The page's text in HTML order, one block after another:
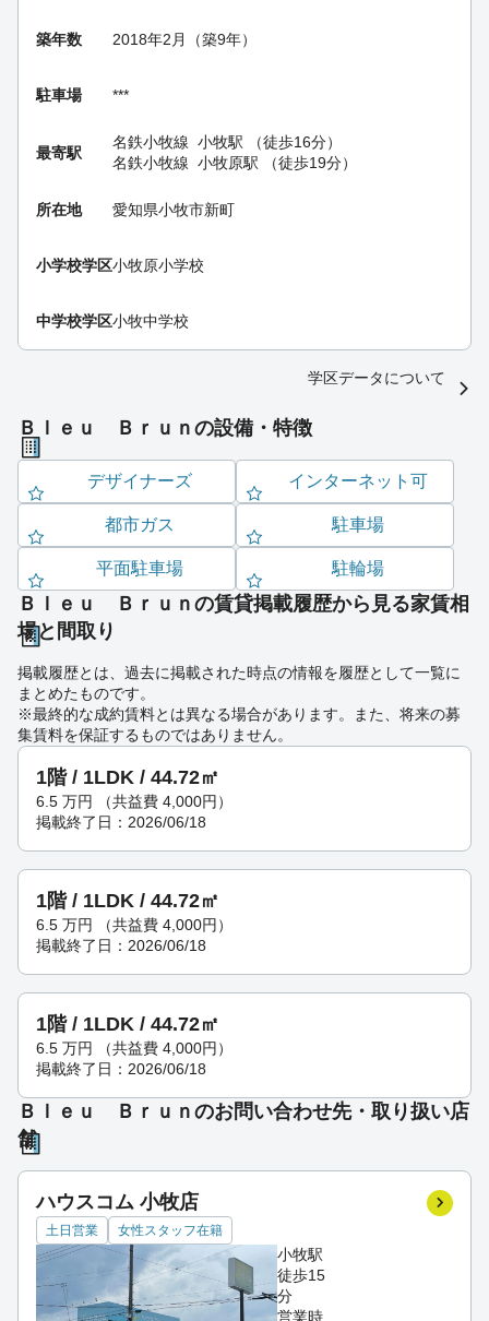
築年数 2018年2月（築9年）
駐車場 ***
最寄駅
名鉄小牧線 小牧駅 （徒歩16分）
名鉄小牧線 小牧原駅 （徒歩19分）
所在地 愛知県小牧市新町
小学校学区小牧原小学校
中学校学区小牧中学校
学区データについて
Ｂｌｅｕ Ｂｒｕｎの設備・特徴
デザイナーズ インターネット可
都市ガス 駐車場
平面駐車場 駐輪場
Ｂｌｅｕ Ｂｒｕｎの賃貸掲載履歴から見る家賃相
場と間取り
掲載履歴とは、過去に掲載された時点の情報を履歴として一覧に
まとめたものです。
※最終的な成約賃料とは異なる場合があります。また、将来の募
集賃料を保証するものではありません。
1階 / 1LDK / 44.72㎡
6.5 万円
（共益費 4,000円）
掲載終了日：2026/06/18
1階 / 1LDK / 44.72㎡
6.5 万円
（共益費 4,000円）
掲載終了日：2026/06/18
1階 / 1LDK / 44.72㎡
6.5 万円
（共益費 4,000円）
掲載終了日：2026/06/18
Ｂｌｅｕ Ｂｒｕｎのお問い合わせ先・取り扱い店
舗
ハウスコム 小牧店
土日営業 女性スタッフ在籍
小牧駅
徒歩15
分
営業時